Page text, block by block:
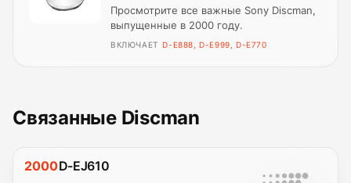
Просмотрите все важные Sony Discman,
выпущенные в 2000 году.
ВКЛЮЧАЕТ D-E888, D-E999, D-E770
Связанные Discman
2000D-EJ610